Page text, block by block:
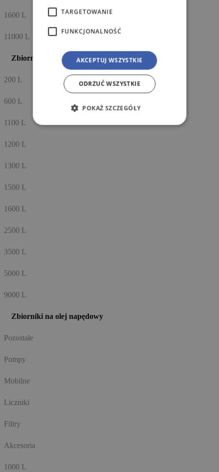
1600 L
11000 L
Zbiorniki na olej opałowy
200 L
600 L
1100 L
1200 L
1300 L
1500 L
1600 L
2500 L
3500 L
5000 L
9000 L
Zbiorniki na olej napędowy
Pozostałe
Pompy
Mobilne
Liczniki
Filtry
Akcesoria
1000 L
TARGETOWANIE
FUNKCJONALNOŚĆ
AKCEPTUJ WSZYSTKIE
ODRZUĆ WSZYSTKIE
POKAŻ SZCZEGÓŁY